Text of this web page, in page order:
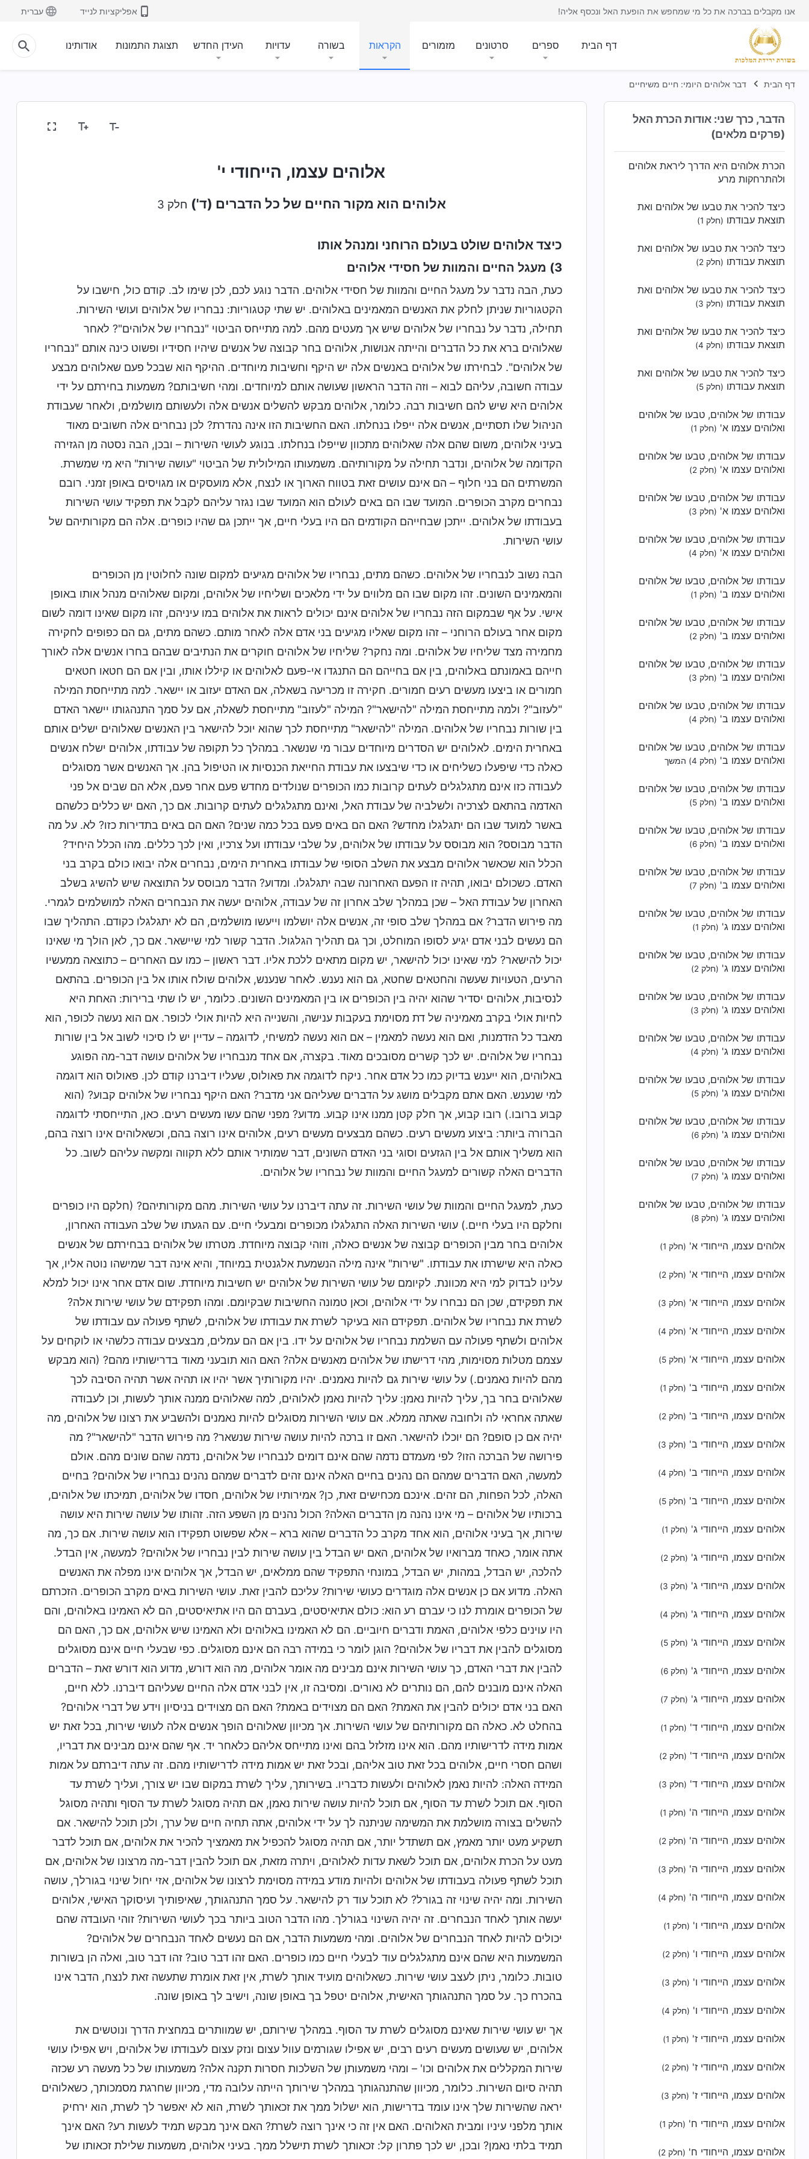
אנו מקבלים בברכה את כל מי שמחפש את הופעת האל ונכסף אליה! אפליקציות לנייד עברית
דף הבית ספרים סרטונים מזמורים הקראות בשורה עדויות העידן החדש תצוגת התמונות אודותינו
דף הבית דבר אלוהים היומי: חיים משיחיים
הדבר, כרך שני: אודות הכרת האל
(פרקים מלאים)
הכרת אלוהים היא הדרך ליראת אלוהים
ולהתרחקות מרע
כיצד להכיר את טבעו של אלוהים ואת
תוצאת עבודתו (חלק 1)
כיצד להכיר את טבעו של אלוהים ואת
תוצאת עבודתו (חלק 2)
כיצד להכיר את טבעו של אלוהים ואת
תוצאת עבודתו (חלק 3)
כיצד להכיר את טבעו של אלוהים ואת
תוצאת עבודתו (חלק 4)
כיצד להכיר את טבעו של אלוהים ואת
תוצאת עבודתו (חלק 5)
עבודתו של אלוהים, טבעו של אלוהים
ואלוהים עצמו א' (חלק 1)
עבודתו של אלוהים, טבעו של אלוהים
ואלוהים עצמו א' (חלק 2)
עבודתו של אלוהים, טבעו של אלוהים
ואלוהים עצמו א' (חלק 3)
עבודתו של אלוהים, טבעו של אלוהים
ואלוהים עצמו א' (חלק 4)
עבודתו של אלוהים, טבעו של אלוהים
ואלוהים עצמו ב' (חלק 1)
עבודתו של אלוהים, טבעו של אלוהים
ואלוהים עצמו ב' (חלק 2)
עבודתו של אלוהים, טבעו של אלוהים
ואלוהים עצמו ב' (חלק 3)
עבודתו של אלוהים, טבעו של אלוהים
ואלוהים עצמו ב' (חלק 4)
עבודתו של אלוהים, טבעו של אלוהים
ואלוהים עצמו ב' (חלק 4) המשך
עבודתו של אלוהים, טבעו של אלוהים
ואלוהים עצמו ב' (חלק 5)
עבודתו של אלוהים, טבעו של אלוהים
ואלוהים עצמו ב' (חלק 6)
עבודתו של אלוהים, טבעו של אלוהים
ואלוהים עצמו ב' (חלק 7)
עבודתו של אלוהים, טבעו של אלוהים
ואלוהים עצמו ג' (חלק 1)
עבודתו של אלוהים, טבעו של אלוהים
ואלוהים עצמו ג' (חלק 2)
עבודתו של אלוהים, טבעו של אלוהים
ואלוהים עצמו ג' (חלק 3)
עבודתו של אלוהים, טבעו של אלוהים
ואלוהים עצמו ג' (חלק 4)
עבודתו של אלוהים, טבעו של אלוהים
ואלוהים עצמו ג' (חלק 5)
עבודתו של אלוהים, טבעו של אלוהים
ואלוהים עצמו ג' (חלק 6)
עבודתו של אלוהים, טבעו של אלוהים
ואלוהים עצמו ג' (חלק 7)
עבודתו של אלוהים, טבעו של אלוהים
ואלוהים עצמו ג' (חלק 8)
אלוהים עצמו, הייחודי א' (חלק 1)
אלוהים עצמו, הייחודי א' (חלק 2)
אלוהים עצמו, הייחודי א' (חלק 3)
אלוהים עצמו, הייחודי א' (חלק 4)
אלוהים עצמו, הייחודי א' (חלק 5)
אלוהים עצמו, הייחודי ב' (חלק 1)
אלוהים עצמו, הייחודי ב' (חלק 2)
אלוהים עצמו, הייחודי ב' (חלק 3)
אלוהים עצמו, הייחודי ב' (חלק 4)
אלוהים עצמו, הייחודי ב' (חלק 5)
אלוהים עצמו, הייחודי ג' (חלק 1)
אלוהים עצמו, הייחודי ג' (חלק 2)
אלוהים עצמו, הייחודי ג' (חלק 3)
אלוהים עצמו, הייחודי ג' (חלק 4)
אלוהים עצמו, הייחודי ג' (חלק 5)
אלוהים עצמו, הייחודי ג' (חלק 6)
אלוהים עצמו, הייחודי ג' (חלק 7)
אלוהים עצמו, הייחודי ד' (חלק 1)
אלוהים עצמו, הייחודי ד' (חלק 2)
אלוהים עצמו, הייחודי ד' (חלק 3)
אלוהים עצמו, הייחודי ה' (חלק 1)
אלוהים עצמו, הייחודי ה' (חלק 2)
אלוהים עצמו, הייחודי ה' (חלק 3)
אלוהים עצמו, הייחודי ה' (חלק 4)
אלוהים עצמו, הייחודי ו' (חלק 1)
אלוהים עצמו, הייחודי ו' (חלק 2)
אלוהים עצמו, הייחודי ו' (חלק 3)
אלוהים עצמו, הייחודי ו' (חלק 4)
אלוהים עצמו, הייחודי ז' (חלק 1)
אלוהים עצמו, הייחודי ז' (חלק 2)
אלוהים עצמו, הייחודי ז' (חלק 3)
אלוהים עצמו, הייחודי ח' (חלק 1)
אלוהים עצמו, הייחודי ח' (חלק 2)
אלוהים עצמו, הייחודי י'
אלוהים הוא מקור החיים של כל הדברים (ד') חלק 3
כיצד אלוהים שולט בעולם הרוחני ומנהל אותו
3) מעגל החיים והמוות של חסידי אלוהים
כעת, הבה נדבר על מעגל החיים והמוות של חסידי אלוהים. הדבר נוגע לכם, לכן שימו לב. קודם כול, חישבו על
הקטגוריות שניתן לחלק את האנשים המאמינים באלוהים. יש שתי קטגוריות: נבחריו של אלוהים ועושי השירות.
תחילה, נדבר על נבחריו של אלוהים שיש אך מעטים מהם. למה מתייחס הביטוי "נבחריו של אלוהים"? לאחר
שאלוהים ברא את כל הדברים והייתה אנושות, אלוהים בחר קבוצה של אנשים שיהיו חסידיו ופשוט כינה אותם "נבחריו
של אלוהים". לבחירתו של אלוהים באנשים אלה יש היקף וחשיבות מיוחדים. ההיקף הוא שבכל פעם שאלוהים מבצע
עבודה חשובה, עליהם לבוא – וזה הדבר הראשון שעושה אותם למיוחדים. ומהי חשיבותם? משמעות בחירתם על ידי
אלוהים היא שיש להם חשיבות רבה. כלומר, אלוהים מבקש להשלים אנשים אלה ולעשותם מושלמים, ולאחר שעבודת
הניהול שלו תסתיים, אנשים אלה ייפלו בנחלתו. האם החשיבות הזו אינה נהדרת? לכן נבחרים אלה חשובים מאוד
בעיני אלוהים, משום שהם אלה שאלוהים מתכוון שייפלו בנחלתו. בנוגע לעושי השירות – ובכן, הבה נסטה מן הגזירה
הקדומה של אלוהים, ונדבר תחילה על מקורותיהם. משמעותו המילולית של הביטוי "עושה שירות" היא מי שמשרת.
המשרתים הם בני חלוף – הם אינם עושים זאת בטווח הארוך או לנצח, אלא מועסקים או מגויסים באופן זמני. רובם
נבחרים מקרב הכופרים. המועד שבו הם באים לעולם הוא המועד שבו נגזר עליהם לקבל את תפקיד עושי השירות
בעבודתו של אלוהים. ייתכן שבחייהם הקודמים הם היו בעלי חיים, אך ייתכן גם שהיו כופרים. אלה הם מקורותיהם של
עושי השירות.
הבה נשוב לנבחריו של אלוהים. כשהם מתים, נבחריו של אלוהים מגיעים למקום שונה לחלוטין מן הכופרים
והמאמינים השונים. זהו מקום שבו הם מלווים על ידי מלאכים ושליחיו של אלוהים, ומקום שאלוהים מנהל אותו באופן
אישי. על אף שבמקום הזה נבחריו של אלוהים אינם יכולים לראות את אלוהים במו עיניהם, זהו מקום שאינו דומה לשום
מקום אחר בעולם הרוחני – זהו מקום שאליו מגיעים בני אדם אלה לאחר מותם. כשהם מתים, גם הם כפופים לחקירה
מחמירה מצד שליחיו של אלוהים. ומה נחקר? שליחיו של אלוהים חוקרים את הנתיבים שבהם בחרו אנשים אלה לאורך
חייהם באמונתם באלוהים, בין אם בחייהם הם התנגדו אי-פעם לאלוהים או קיללו אותו, ובין אם הם חטאו חטאים
חמורים או ביצעו מעשים רעים חמורים. חקירה זו מכריעה בשאלה, אם האדם יעזוב או יישאר. למה מתייחסת המילה
"לעזוב"? ולמה מתייחסת המילה "להישאר"? המילה "לעזוב" מתייחסת לשאלה, אם על סמך התנהגותו יישאר האדם
בין שורות נבחריו של אלוהים. המילה "להישאר" מתייחסת לכך שהוא יוכל להישאר בין האנשים שאלוהים ישלים אותם
באחרית הימים. לאלוהים יש הסדרים מיוחדים עבור מי שנשאר. במהלך כל תקופה של עבודתו, אלוהים ישלח אנשים
כאלה כדי שיפעלו כשליחים או כדי שיבצעו את עבודת החייאת הכנסיות או הטיפול בהן. אך האנשים אשר מסוגלים
לעבודה כזו אינם מתגלגלים לעתים קרובות כמו הכופרים שנולדים מחדש פעם אחר פעם, אלא הם שבים אל פני
האדמה בהתאם לצרכיה ולשלביה של עבודת האל, ואינם מתגלגלים לעתים קרובות. אם כך, האם יש כללים כלשהם
באשר למועד שבו הם יתגלגלו מחדש? האם הם באים פעם בכל כמה שנים? האם הם באים בתדירות כזו? לא. על מה
הדבר מבוסס? הוא מבוסס על עבודתו של אלוהים, על שלבי עבודתו ועל צרכיו, ואין לכך כללים. מהו הכלל היחיד?
הכלל הוא שכאשר אלוהים מבצע את השלב הסופי של עבודתו באחרית הימים, נבחרים אלה יבואו כולם בקרב בני
האדם. כשכולם יבואו, תהיה זו הפעם האחרונה שבה יתגלגלו. ומדוע? הדבר מבוסס על התוצאה שיש להשיג בשלב
האחרון של עבודת האל – שכן במהלך שלב אחרון זה של עבודה, אלוהים יעשה את הנבחרים האלה למושלמים לגמרי.
מה פירוש הדבר? אם במהלך שלב סופי זה, אנשים אלה יושלמו וייעשו מושלמים, הם לא יתגלגלו כקודם. התהליך שבו
הם נעשים לבני אדם יגיע לסופו המוחלט, וכך גם תהליך הגלגול. הדבר קשור למי שיישאר. אם כך, לאן הולך מי שאינו
יכול להישאר? למי שאינו יכול להישאר, יש מקום מתאים ללכת אליו. דבר ראשון – כמו עם האחרים – כתוצאה ממעשיו
הרעים, הטעויות שעשה והחטאים שחטא, גם הוא נענש. לאחר שנענש, אלוהים שולח אותו אל בין הכופרים. בהתאם
לנסיבות, אלוהים יסדיר שהוא יהיה בין הכופרים או בין המאמינים השונים. כלומר, יש לו שתי ברירות: האחת היא
לחיות אולי בקרב מאמיניה של דת מסוימת בעקבות ענישה, והשנייה היא להיות אולי לכופר. אם הוא נעשה לכופר, הוא
מאבד כל הזדמנות, ואם הוא נעשה למאמין – אם הוא נעשה למשיחי, לדוגמה – עדיין יש לו סיכוי לשוב אל בין שורות
נבחריו של אלוהים. יש לכך קשרים מסובכים מאוד. בקצרה, אם אחד מנבחריו של אלוהים עושה דבר-מה הפוגע
באלוהים, הוא ייענש בדיוק כמו כל אדם אחר. ניקח לדוגמה את פאולוס, שעליו דיברנו קודם לכן. פאולוס הוא דוגמה
למי שנענש. האם אתם מקבלים מושג על הדברים שעליהם אני מדבר? האם היקף נבחריו של אלוהים קבוע? (הוא
קבוע ברובו.) רובו קבוע, אך חלק קטן ממנו אינו קבוע. מדוע? מפני שהם עשו מעשים רעים. כאן, התייחסתי לדוגמה
הברורה ביותר: ביצוע מעשים רעים. כשהם מבצעים מעשים רעים, אלוהים אינו רוצה בהם, וכשאלוהים אינו רוצה בהם,
הוא משליך אותם אל בין הגזעים וסוגי בני האדם השונים, דבר שמותיר אותם ללא תקווה ומקשה עליהם לשוב. כל
הדברים האלה קשורים למעגל החיים והמוות של נבחריו של אלוהים.
כעת, למעגל החיים והמוות של עושי השירות. זה עתה דיברנו על עושי השירות. מהם מקורותיהם? (חלקם היו כופרים
וחלקם היו בעלי חיים.) עושי השירות האלה התגלגלו מכופרים ומבעלי חיים. עם הגעתו של שלב העבודה האחרון,
אלוהים בחר מבין הכופרים קבוצה של אנשים כאלה, וזוהי קבוצה מיוחדת. מטרתו של אלוהים בבחירתם של אנשים
כאלה היא שישרתו את עבודתו. "שירות" אינה מילה הנשמעת אלגנטית במיוחד, והיא אינה דבר שמישהו נוטה אליו, אך
עלינו לבדוק למי היא מכוונת. לקיומם של עושי השירות של אלוהים יש חשיבות מיוחדת. שום אדם אחר אינו יכול למלא
את תפקידם, שכן הם נבחרו על ידי אלוהים, וכאן טמונה החשיבות שבקיומם. ומהו תפקידם של עושי שירות אלה?
לשרת את נבחריו של אלוהים. תפקידם הוא בעיקר לשרת את עבודתו של אלוהים, לשתף פעולה עם עבודתו של
אלוהים ולשתף פעולה עם השלמת נבחריו של אלוהים על ידו. בין אם הם עמלים, מבצעים עבודה כלשהי או לוקחים על
עצמם מטלות מסוימות, מהי דרישתו של אלוהים מאנשים אלה? האם הוא תובעני מאוד בדרישותיו מהם? (הוא מבקש
מהם להיות נאמנים.) על עושי שירות גם להיות נאמנים. יהיו מקורותיך אשר יהיו או תהיה אשר תהיה הסיבה לכך
שאלוהים בחר בך, עליך להיות נאמן: עליך להיות נאמן לאלוהים, למה שאלוהים ממנה אותך לעשות, וכן לעבודה
שאתה אחראי לה ולחובה שאתה ממלא. אם עושי השירות מסוגלים להיות נאמנים ולהשביע את רצונו של אלוהים, מה
יהיה אם כן סופם? הם יוכלו להישאר. האם זו ברכה להיות עושה שירות שנשאר? מה פירוש הדבר "להישאר"? מה
פירושה של הברכה הזו? לפי מעמדם נדמה שהם אינם דומים לנבחריו של אלוהים, נדמה שהם שונים מהם. אולם
למעשה, האם הדברים שמהם הם נהנים בחיים האלה אינם זהים לדברים שמהם נהנים נבחריו של אלוהים? בחיים
האלה, לכל הפחות, הם זהים. אינכם מכחישים זאת, כן? אמירותיו של אלוהים, חסדו של אלוהים, תמיכתו של אלוהים,
ברכותיו של אלוהים – מי אינו נהנה מן הדברים האלה? הכול נהנים מן השפע הזה. זהותו של עושה שירות היא עושה
שירות, אך בעיני אלוהים, הוא אחד מקרב כל הדברים שהוא ברא – אלא שפשוט תפקידו הוא עושה שירות. אם כך, מה
אתה אומר, כאחד מברואיו של אלוהים, האם יש הבדל בין עושה שירות לבין נבחריו של אלוהים? למעשה, אין הבדל.
להלכה, יש הבדל, במהות, יש הבדל, במונחי התפקיד שהם ממלאים, יש הבדל, אך אלוהים אינו מפלה את האנשים
האלה. מדוע אם כן אנשים אלה מוגדרים כעושי שירות? עליכם להבין זאת. עושי השירות באים מקרב הכופרים. הזכרתם
של הכופרים אומרת לנו כי עברם רע הוא: כולם אתיאיסטים, בעברם הם היו אתיאיסטים, הם לא האמינו באלוהים, והם
היו עוינים כלפי אלוהים, האמת ודברים חיוביים. הם לא האמינו באלוהים ולא האמינו שיש אלוהים, אם כך, האם הם
מסוגלים להבין את דבריו של אלוהים? הוגן לומר כי במידה רבה הם אינם מסוגלים. כפי שבעלי חיים אינם מסוגלים
להבין את דברי האדם, כך עושי השירות אינם מבינים מה אומר אלוהים, מה הוא דורש, מדוע הוא דורש זאת – הדברים
האלה אינם מובנים להם, הם נותרים לא נאורים. ומסיבה זו, אין לבני אדם אלה החיים שעליהם דיברנו. ללא חיים,
האם בני אדם יכולים להבין את האמת? האם הם מצוידים באמת? האם הם מצוידים בניסיון וידע של דברי אלוהים?
בהחלט לא. כאלה הם מקורותיהם של עושי השירות. אך מכיוון שאלוהים הופך אנשים אלה לעושי שירות, בכל זאת יש
אמות מידה לדרישותיו מהם. הוא אינו מזלזל בהם ואינו מתייחס אליהם כלאחר יד. אף שהם אינם מבינים את דבריו,
ושהם חסרי חיים, אלוהים בכל זאת טוב אליהם, ובכל זאת יש אמות מידה לדרישותיו מהם. זה עתה דיברתם על אמות
המידה האלה: להיות נאמן לאלוהים ולעשות כדבריו. בשירותך, עליך לשרת במקום שבו יש צורך, ועליך לשרת עד
הסוף. אם תוכל לשרת עד הסוף, אם תוכל להיות עושה שירות נאמן, אם תהיה מסוגל לשרת עד הסוף ותהיה מסוגל
להשלים בצורה מושלמת את המשימה שניתנה לך על ידי אלוהים, אתה תחיה חיים של ערך, ולכן תוכל להישאר. אם
תשקיע מעט יותר מאמץ, אם תשתדל יותר, אם תהיה מסוגל להכפיל את מאמציך להכיר את אלוהים, אם תוכל לדבר
מעט על הכרת אלוהים, אם תוכל לשאת עדות לאלוהים, ויתרה מזאת, אם תוכל להבין דבר-מה מרצונו של אלוהים, אם
תוכל לשתף פעולה בעבודתו של אלוהים ולהיות מודע במידה מסוימת לרצונו של אלוהים, אזי יחול שינוי בגורלך, עושה
השירות. ומה יהיה שינוי זה בגורל? לא תוכל עוד רק להישאר. על סמך התנהגותך, שאיפותיך ועיסוקך האישי, אלוהים
יעשה אותך לאחד הנבחרים. זה יהיה השינוי בגורלך. מהו הדבר הטוב ביותר בכך לעושי השירות? זוהי העובדה שהם
יכולים להיות לאחד הנבחרים של אלוהים. ומהי משמעות הדבר, אם הם נעשים לאחד הנבחרים של אלוהים?
המשמעות היא שהם אינם מתגלגלים עוד לבעלי חיים כמו כופרים. האם זהו דבר טוב? זהו דבר טוב, ואלה הן בשורות
טובות. כלומר, ניתן לעצב עושי שירות. כשאלוהים מועיד אותך לשרת, אין זאת אומרת שתעשה זאת לנצח, הדבר אינו
בהכרח כך. על סמך התנהגותך האישית, אלוהים יטפל בך באופן שונה, וישיב לך באופן שונה.
אך יש עושי שירות שאינם מסוגלים לשרת עד הסוף. במהלך שירותם, יש שמוותרים במחצית הדרך ונוטשים את
אלוהים, יש שעושים מעשים רעים רבים, יש אפילו שגורמים עוול עצום ונזק עצום לעבודתו של אלוהים, ויש אפילו עושי
שירות המקללים את אלוהים וכו' – ומהי משמעותן של השלכות חסרות תקנה אלה? משמעותו של כל מעשה רע שכזה
תהיה סיום השירות. כלומר, מכיוון שהתנהגותך במהלך שירותך הייתה עלובה מדי, מכיוון שחרגת מסמכותך, כשאלוהים
יראה שהשירות שלך אינו עומד בדרישות, הוא ישלול ממך את זכאותך לשרת, הוא לא יאפשר לך לשרת, הוא ירחיק
אותך מלפני עיניו ומבית האלוהים. האם אין זה כי אינך רוצה לשרת? האם אינך מבקש תמיד לעשות רע? האם אינך
תמיד בלתי נאמן? ובכן, יש לכך פתרון קל: זכאותך לשרת תישלל ממך. בעיני אלוהים, משמעות שלילת זכאותו של